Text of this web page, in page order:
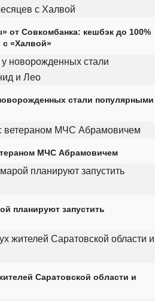
от Совкомбанка: кешбэк до 100%
с «Халвой»
стали популярными
МЧС Абрамовичем
планируют запустить
Саратовской области и